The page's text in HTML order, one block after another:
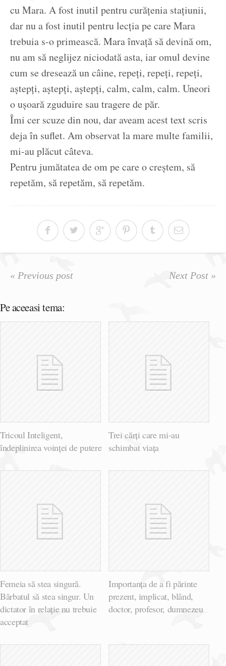
cu Mara. A fost inutil pentru curățenia stațiunii,
dar nu a fost inutil pentru lecția pe care Mara
trebuia s-o primească. Mara învață să devină om,
nu am să neglijez niciodată asta, iar omul devine
cum se dresează un câine, repeți, repeți, repeți,
aștepți, aștepți, aștepți, calm, calm, calm. Uneori
o ușoară zguduire sau tragere de păr.
Îmi cer scuze din nou, dar aveam acest text scris
deja în suflet. Am observat la mare multe familii,
mi-au plăcut câteva.
Pentru jumătatea de om pe care o creștem, să
repetăm, să repetăm, să repetăm.
« Previous post Next Post »
Pe aceeasi tema:
Tricoul Inteligent,
îndeplinirea voinței de putere
Trei cărți care mi-au
schimbat viața
Femeia să stea singură.
Bărbatul să stea singur. Un
dictator în relație nu trebuie
acceptat
Importanța de a fi părinte
prezent, implicat, blând,
doctor, profesor, dumnezeu